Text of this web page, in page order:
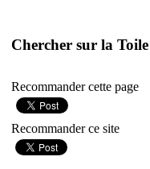
Chercher sur la Toile
Recommander cette page
Recommander ce site